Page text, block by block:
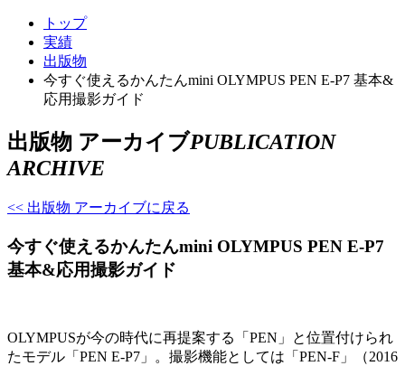
トップ
実績
出版物
今すぐ使えるかんたんmini OLYMPUS PEN E-P7 基本&
応用撮影ガイド
出版物 アーカイブPUBLICATION
ARCHIVE
<< 出版物 アーカイブに戻る
今すぐ使えるかんたんmini OLYMPUS PEN E-P7
基本&応用撮影ガイド
OLYMPUSが今の時代に再提案する「PEN」と位置付けられ
たモデル「PEN E-P7」。撮影機能としては「PEN-F」（2016